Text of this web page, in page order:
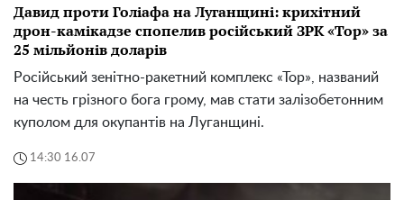
Давид проти Голіафа на Луганщині: крихітний
дрон-камікадзе спопелив російський ЗРК «Тор» за
25 мільйонів доларів
Російський зенітно-ракетний комплекс «Тор», названий
на честь грізного бога грому, мав стати залізобетонним
куполом для окупантів на Луганщині.
14:30 16.07